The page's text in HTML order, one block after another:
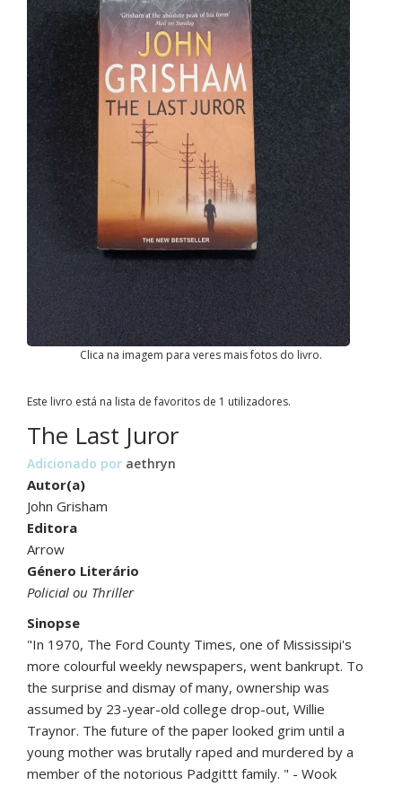
Clica na imagem para veres mais fotos do livro.
Este livro está na lista de favoritos de 1 utilizadores.
The Last Juror
Adicionado por aethryn
Autor(a)
John Grisham
Editora
Arrow
Género Literário
Policial ou Thriller
Sinopse
"In 1970, The Ford County Times, one of Mississipi's
more colourful weekly newspapers, went bankrupt. To
the surprise and dismay of many, ownership was
assumed by 23-year-old college drop-out, Willie
Traynor. The future of the paper looked grim until a
young mother was brutally raped and murdered by a
member of the notorious Padgittt family. " - Wook